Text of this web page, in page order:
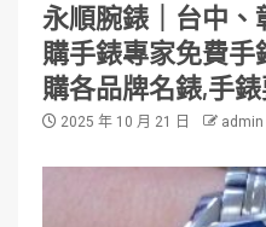
永順腕錶｜台中
購手錶專家免費
購各品牌名錶,手
2025 年 10 月 21 日 admin